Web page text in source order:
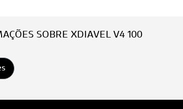
SOBRE XDIAVEL V4 100